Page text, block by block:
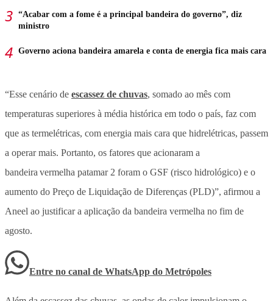
“Acabar com a fome é a principal bandeira do governo”, diz
ministro
Governo aciona bandeira amarela e conta de energia fica mais cara
“Esse cenário de escassez de chuvas, somado ao mês com
temperaturas superiores à média histórica em todo o país, faz com
que as termelétricas, com energia mais cara que hidrelétricas, passem
a operar mais. Portanto, os fatores que acionaram a
bandeira vermelha patamar 2 foram o GSF (risco hidrológico) e o
aumento do Preço de Liquidação de Diferenças (PLD)”, afirmou a
Aneel ao justificar a aplicação da bandeira vermelha no fim de
agosto.
Entre no canal de WhatsApp do Metrópoles